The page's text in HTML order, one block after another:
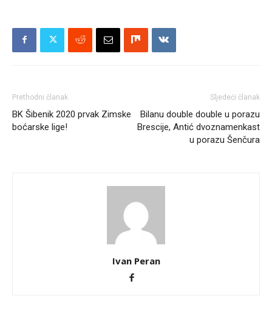
Prethodni članak
BK Šibenik 2020 prvak Zimske
boćarske lige!
Sljedeći članak
Bilanu double double u porazu
Brescije, Antić dvoznamenkast
u porazu Šenčura
Ivan Peran